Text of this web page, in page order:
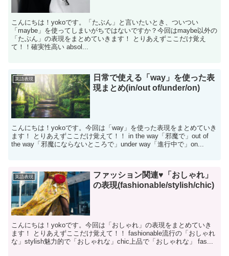
こんにちは！yokoです。「たぶん」と言いたいとき、ついつい
「maybe」を使ってしまいがちではないですか？今回はmaybe以外の
「たぶん」の表現をまとめていきます！ とりあえずここだけ覚え
て！！確実性高い absol...
英語表現
日常で使える「way」を使った表
現まとめ(in/out of/under/on)
こんにちは！yokoです。今回は「way」を使った表現をまとめていき
ます！ とりあえずここだけ覚えて！！ in the way「邪魔で」out of
the way「邪魔にならないところで」under way「進行中で」on...
英語表現
ファッション関連♥「おしゃれ」
の表現(fashionable/stylish/chic)
こんにちは！yokoです。今回は「おしゃれ」の表現をまとめていき
ます！ とりあえずここだけ覚えて！！ fashionable流行の「おしゃれ
な」stylish魅力的で「おしゃれな」chic上品で「おしゃれな」 fas...